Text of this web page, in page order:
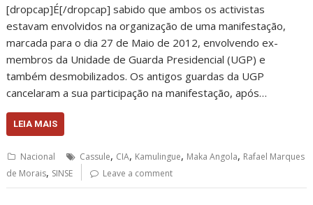
[dropcap]É[/dropcap] sabido que ambos os activistas
estavam envolvidos na organização de uma manifestação,
marcada para o dia 27 de Maio de 2012, envolvendo ex-
membros da Unidade de Guarda Presidencial (UGP) e
também desmobilizados. Os antigos guardas da UGP
cancelaram a sua participação na manifestação, após…
LEIA MAIS
Nacional Cassule, CIA, Kamulingue, Maka Angola, Rafael Marques
de Morais, SINSE Leave a comment